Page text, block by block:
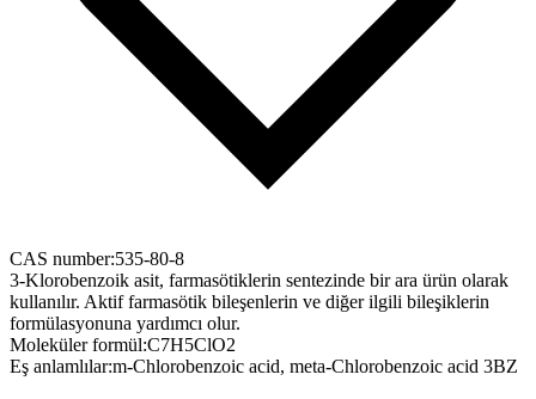
CAS number:535-80-8
3-Klorobenzoik asit, farmasötiklerin sentezinde bir ara ürün olarak
kullanılır. Aktif farmasötik bileşenlerin ve diğer ilgili bileşiklerin
formülasyonuna yardımcı olur.
Moleküler formül:C7H5ClO2
Eş anlamlılar:m-Chlorobenzoic acid, meta-Chlorobenzoic acid 3BZ